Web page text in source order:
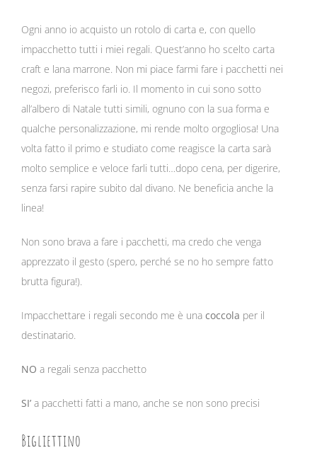
Ogni anno io acquisto un rotolo di carta e, con quello
impacchetto tutti i miei regali. Quest’anno ho scelto carta
craft e lana marrone. Non mi piace farmi fare i pacchetti nei
negozi, preferisco farli io. Il momento in cui sono sotto
all’albero di Natale tutti simili, ognuno con la sua forma e
qualche personalizzazione, mi rende molto orgogliosa! Una
volta fatto il primo e studiato come reagisce la carta sarà
molto semplice e veloce farli tutti…dopo cena, per digerire,
senza farsi rapire subito dal divano. Ne beneficia anche la
linea!
Non sono brava a fare i pacchetti, ma credo che venga
apprezzato il gesto (spero, perché se no ho sempre fatto
brutta figura!).
Impacchettare i regali secondo me è una coccola per il
destinatario.
NO a regali senza pacchetto
SI’ a pacchetti fatti a mano, anche se non sono precisi
Bigliettino